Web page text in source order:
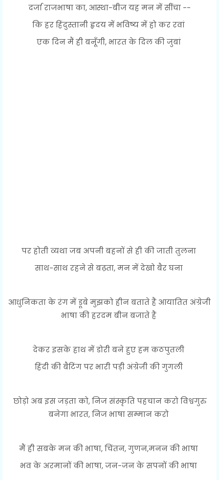
दर्जा राजभाषा का, आस्था-बीज यह मन में सींचा --
कि हर हिंदुस्तानी हृदय में भविष्य में हो कर रवां
एक दिन मैं ही बनूँगी, भारत के दिल की जुबां
पर होती व्यथा जब अपनी बहनों से ही की जाती तुलना
साथ-साथ रहने से बढ़ता, मन में देखो बैर घना
आधुनिकता के रंग में डूबे मुझको हीन बताते हैं आयातित अंग्रेजी
भाषा की हरदम बीन बजाते हैं
देकर इसके हाथ में डोरी बने हुए हम कठपुतली
हिंदी की बैटिंग पर भारी पड़ी अंग्रेजी की गुगली
छोड़ो अब इस जड़ता को, निज संस्कृति पहचान करो विश्वगुरु
बनेगा भारत, निज भाषा सम्मान करो
मैं ही सबके मन की भाषा, चिंतन, गुणन,मनन की भाषा
भव के अरमानों की भाषा, जन-जन के सपनों की भाषा